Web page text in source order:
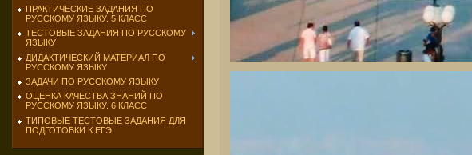
ПРАКТИЧЕСКИЕ ЗАДАНИЯ ПО
РУССКОМУ ЯЗЫКУ. 5 КЛАСС
ТЕСТОВЫЕ ЗАДАНИЯ ПО РУССКОМУ
ЯЗЫКУ
ДИДАКТИЧЕСКИЙ МАТЕРИАЛ ПО
РУССКОМУ ЯЗЫКУ
ЗАДАЧИ ПО РУССКОМУ ЯЗЫКУ
ОЦЕНКА КАЧЕСТВА ЗНАНИЙ ПО
РУССКОМУ ЯЗЫКУ. 6 КЛАСС
ТИПОВЫЕ ТЕСТОВЫЕ ЗАДАНИЯ ДЛЯ
ПОДГОТОВКИ К ЕГЭ